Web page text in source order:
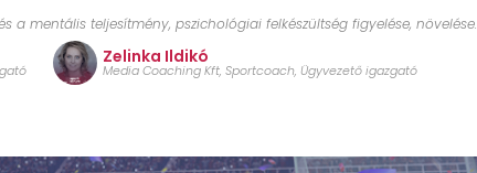
a mentális teljesítmény, pszichológiai felkészültség figyelése, növelése.
Zelinka Ildikó
Media Coaching Kft, Sportcoach, Ügyvezető igazgató